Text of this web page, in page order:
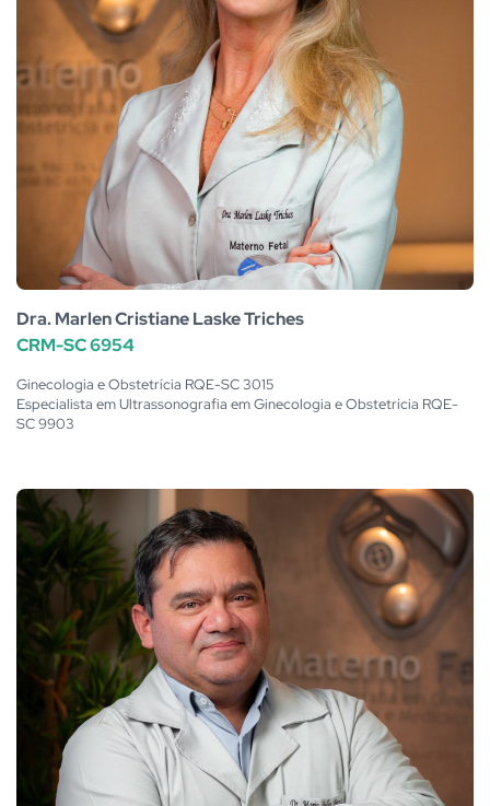
Dra. Marlen Cristiane Laske Triches
CRM-SC 6954
Ginecologia e Obstetrícia RQE-SC 3015
Especialista em Ultrassonografia em Ginecologia e Obstetrícia RQE-
SC 9903